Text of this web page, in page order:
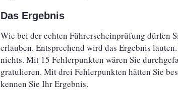
Das Ergebnis
Wie bei der echten Führerscheinprüfung dürfen
erlauben. Entsprechend wird das Ergebnis
nichts. Mit 15 Fehlerpunkten wären Sie
gratulieren. Mit drei Fehlerpunkten hätten Sie
kennen Sie Ihr Ergebnis.